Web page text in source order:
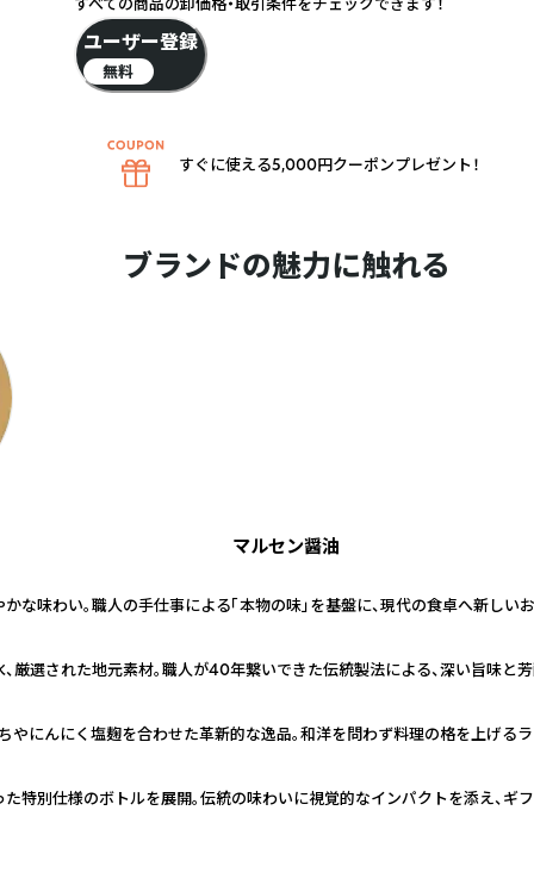
ブランドの魅力に触れる
マルセン醤油
な味わい。職人の手仕事による「本物の味」を基盤に、現代の食卓へ新し
厳選された地元素材。職人が40年繋いできた伝統製法による、深い旨味と
やにんにく塩麹を合わせた革新的な逸品。和洋を問わず料理の格を上げる
特別仕様のボトルを展開。伝統の味わいに視覚的なインパクトを添え、ギ
ユーザー登録
無料
すぐに使える5,000円クーポンプレゼント！